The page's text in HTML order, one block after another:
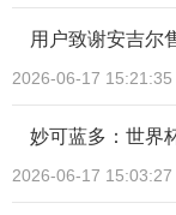
用户致谢安吉尔
2026-06-17 15:21:35
妙可蓝多：世界
2026-06-17 15:03:27